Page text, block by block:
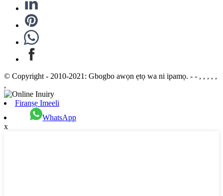
© Copyright - 2010-2021: Gbogbo awọn ẹtọ wa ni ipamọ. - - , , , , ,
,
Firanṣẹ Imeeli
WhatsApp
x